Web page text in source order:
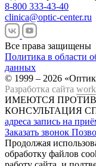
8-800 333-43-40
clinica@optic-center.ru
Все права защищены
Политика в области
данных
© 1999 – 2026
Разработка сайта
ИМЕЮТСЯ
КОНСУЛЬТАЦИЯ
адреса запись на
Заказать звонок
Продолжая
обработку файлов